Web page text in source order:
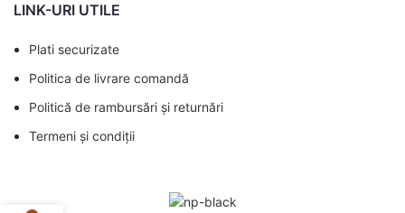
LINK-URI UTILE
Plati securizate
Politica de livrare comandă
Politică de rambursări și returnări
Termeni și condiții